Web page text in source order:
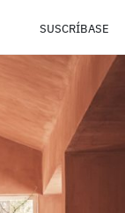
SUSCRÍBASE